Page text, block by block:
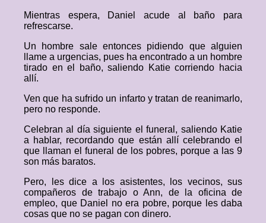
Mientras espera, Daniel acude al baño para
refrescarse.
Un hombre sale entonces pidiendo que alguien
llame a urgencias, pues ha encontrado a un hombre
tirado en el baño, saliendo Katie corriendo hacia
allí.
Ven que ha sufrido un infarto y tratan de reanimarlo,
pero no responde.
Celebran al día siguiente el funeral, saliendo Katie
a hablar, recordando que están allí celebrando el
que llaman el funeral de los pobres, porque a las 9
son más baratos.
Pero, les dice a los asistentes, los vecinos, sus
compañeros de trabajo o Ann, de la oficina de
empleo, que Daniel no era pobre, porque les daba
cosas que no se pagan con dinero.